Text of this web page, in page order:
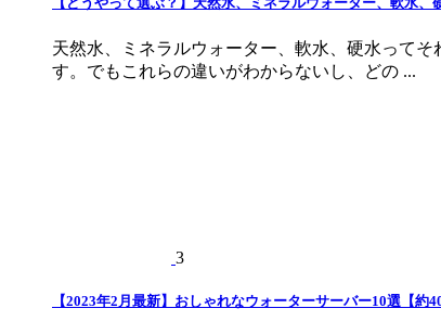
天然水、ミネラルウォーター、軟水、硬水って
す。でもこれらの違いがわからないし、どの ...
3
【2023年2月最新】おしゃれなウォーターサーバー10選【約